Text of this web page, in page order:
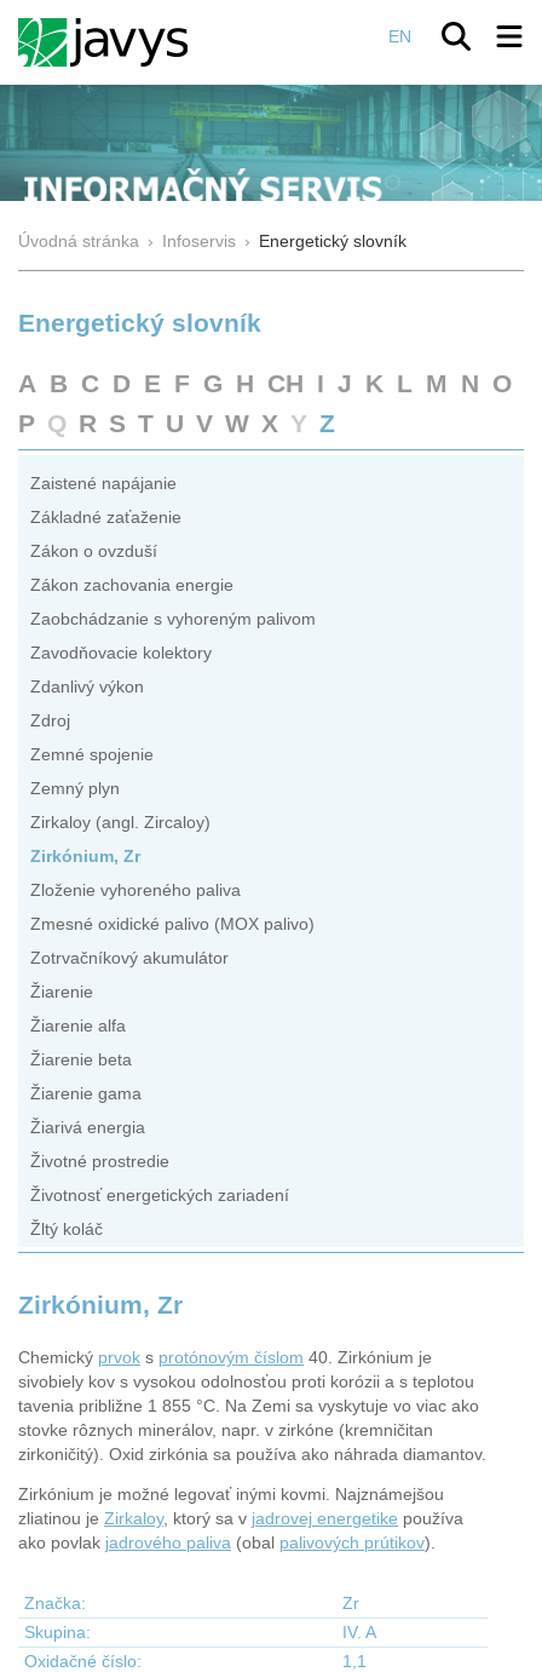
EN
Úvodná stránka › Infoservis › Energetický slovník
Energetický slovník
A B C D E F G H CH I J K L M N O
P Q R S T U V W X Y Z
Zaistené napájanie
Základné zaťaženie
Zákon o ovzduší
Zákon zachovania energie
Zaobchádzanie s vyhoreným palivom
Zavodňovacie kolektory
Zdanlivý výkon
Zdroj
Zemné spojenie
Zemný plyn
Zirkaloy (angl. Zircaloy)
Zirkónium, Zr
Zloženie vyhoreného paliva
Zmesné oxidické palivo (MOX palivo)
Zotrvačníkový akumulátor
Žiarenie
Žiarenie alfa
Žiarenie beta
Žiarenie gama
Žiarivá energia
Životné prostredie
Životnosť energetických zariadení
Žltý koláč
Zirkónium, Zr
Chemický prvok s protónovým číslom 40. Zirkónium je
sivobiely kov s vysokou odolnosťou proti korózii a s teplotou
tavenia približne 1 855 °C. Na Zemi sa vyskytuje vo viac ako
stovke rôznych minerálov, napr. v zirkóne (kremničitan
zirkoničitý). Oxid zirkónia sa používa ako náhrada diamantov.
Zirkónium je možné legovať inými kovmi. Najznámejšou
zliatinou je Zirkaloy, ktorý sa v jadrovej energetike používa
ako povlak jadrového paliva (obal palivových prútikov).
Značka:
Zr
Skupina:
IV. A
Oxidačné číslo:
1,1